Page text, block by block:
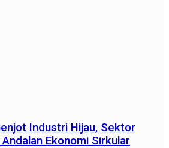
Industri Hijau, Sektor
Ekonomi Sirkular